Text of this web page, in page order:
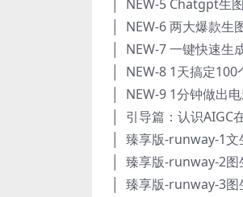
│ NEW-5 Chatgpt生
│ NEW-6 两大爆款
│ NEW-7 一键快速
│ NEW-8 1天搞定
│ NEW-9 1分钟做出
│ 引导篇：认识
│ 臻享版-runway-1
│ 臻享版-runway-2
│ 臻享版-runway-3